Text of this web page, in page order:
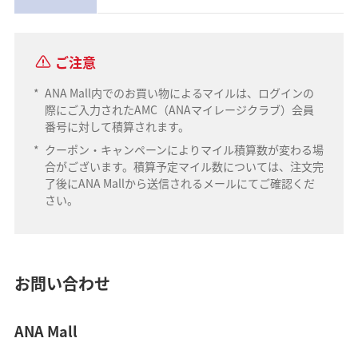
ご注意
* ANA Mall内でのお買い物によるマイルは、ログインの
際にご入力されたAMC（ANAマイレージクラブ）会員
番号に対して積算されます。
* クーポン・キャンペーンによりマイル積算数が変わる場
合がございます。積算予定マイル数については、注文完
了後にANA Mallから送信されるメールにてご確認くだ
さい。
お問い合わせ
ANA Mall